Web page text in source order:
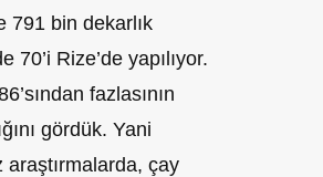
791 bin dekarlık
70’i Rize’de yapılıyor.
fazlasının
gördük. Yani
araştırmalarda, çay